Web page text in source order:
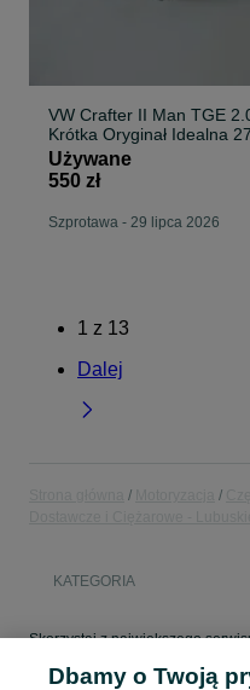
VW Crafter II Man TGE
Krótka Oryginał Idealna
Używane
550 zł
Szprotawa - 29 lipca 2026
1 z 13
Dalej
KATEGORIA
Dbamy o Twoją